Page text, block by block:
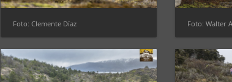
Foto: Clemente Díaz Foto: Walter